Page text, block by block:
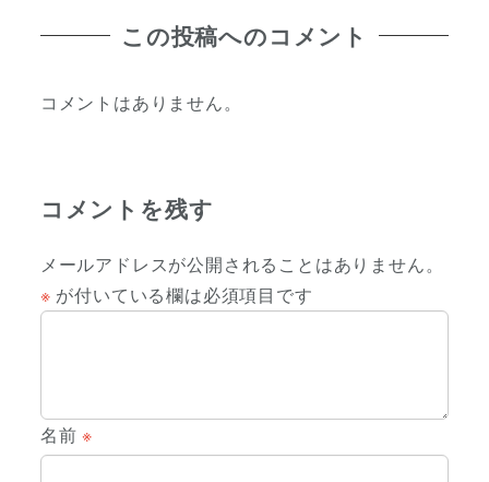
この投稿へのコメント
コメントはありません。
コメントを残す
メールアドレスが公開されることはありません。
※ が付いている欄は必須項目です
名前※